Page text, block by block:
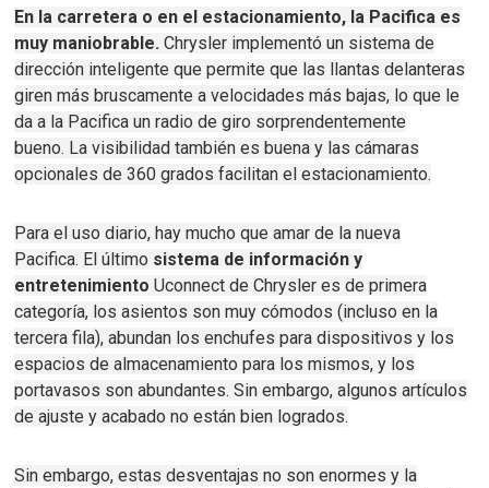
En la carretera o en el estacionamiento, la Pacifica es
muy maniobrable. Chrysler implementó un sistema de
dirección inteligente que permite que las llantas delanteras
giren más bruscamente a velocidades más bajas, lo que le
da a la Pacifica un radio de giro sorprendentemente
bueno. La visibilidad también es buena y las cámaras
opcionales de 360 ​​grados facilitan el estacionamiento.
Para el uso diario, hay mucho que amar de la nueva
Pacifica. El último sistema de información y
entretenimientoUconnect de Chrysler es de primera
categoría, los asientos son muy cómodos (incluso en la
tercera fila), abundan los enchufes para dispositivos y los
espacios de almacenamiento para los mismos, y los
portavasos son abundantes.Sin embargo, algunos artículos
de ajuste y acabado no están bien logrados.
Sin embargo, estas desventajas no son enormes y la